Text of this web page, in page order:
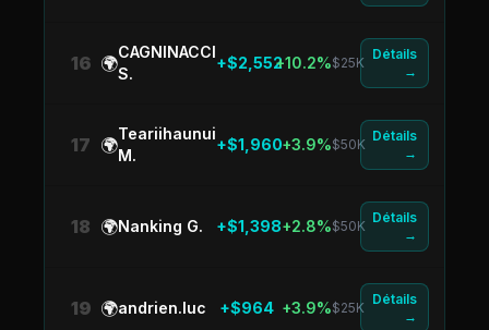
16 🌍
CAGNINACCI
S.
+$2,552+10.2%$25K
Détails
→
17 🌍
Teariihaunui
M.
+$1,960+3.9%$50K
Détails
→
18 🌍Nanking G. +$1,398+2.8%$50K
Détails
→
19 🌍andrien.luc +$964 +3.9%$25K
Détails
→